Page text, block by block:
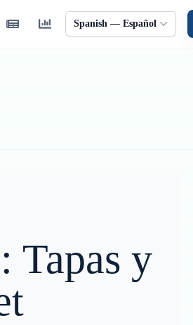
Spanish — Español
Tapas y